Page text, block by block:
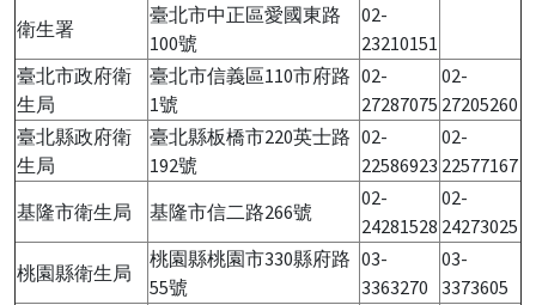
衛生署
臺北市中正區愛國東路
100號
02-
23210151
臺北市政府衛
生局
臺北市信義區110市府路
1號
02-
27287075
02-
27205260
臺北縣政府衛
生局
臺北縣板橋市220英士路
192號
02-
22586923
02-
22577167
基隆市衛生局
基隆市信二路266號
02-
24281528
02-
24273025
桃園縣衛生局
桃園縣桃園市330縣府路
55號
03-
3363270
03-
3373605